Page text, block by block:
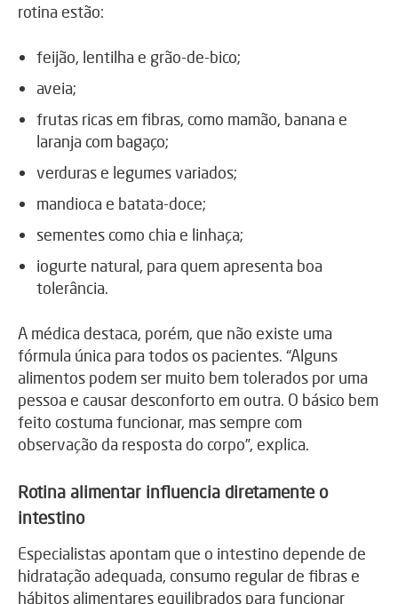
rotina estão:
feijão, lentilha e grão-de-bico;
aveia;
frutas ricas em fibras, como mamão, banana e
laranja com bagaço;
verduras e legumes variados;
mandioca e batata-doce;
sementes como chia e linhaça;
iogurte natural, para quem apresenta boa
tolerância.
A médica destaca, porém, que não existe uma
fórmula única para todos os pacientes. “Alguns
alimentos podem ser muito bem tolerados por uma
pessoa e causar desconforto em outra. O básico bem
feito costuma funcionar, mas sempre com
observação da resposta do corpo”, explica.
Rotina alimentar influencia diretamente o
intestino
Especialistas apontam que o intestino depende de
hidratação adequada, consumo regular de fibras e
hábitos alimentares equilibrados para funcionar